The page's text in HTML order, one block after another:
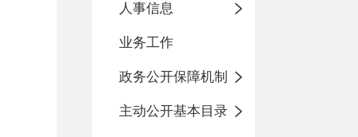
人事信息
业务工作
政务公开保障机制
主动公开基本目录